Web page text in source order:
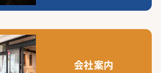
会社案内